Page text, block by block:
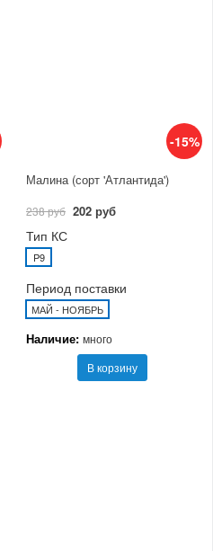
-15%
Малина (сорт 'Атлантида')
238 руб 202 руб
Тип КС
P9
Период поставки
МАЙ - НОЯБРЬ
Наличие: много
В корзину